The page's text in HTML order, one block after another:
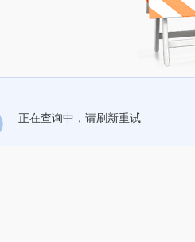
正在查询中，请刷新重试